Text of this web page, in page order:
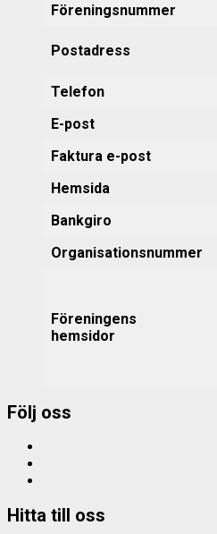
Föreningsnummer
Postadress
Telefon
E-post
Faktura e-post
Hemsida
Bankgiro
Organisationsnummer
Föreningens
hemsidor
Följ oss
Hitta till oss